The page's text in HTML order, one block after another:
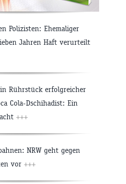
Polizisten: Ehemaliger
Jahren Haft verurteilt
Rührstück erfolgreicher
Cola-Dschihadist: Ein
+++
NRW geht gegen
vor +++